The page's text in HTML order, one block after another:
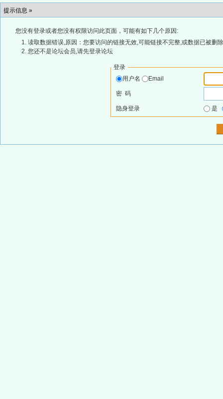
提示信息 »
您没有登录或者您没有权限访问此页面，可能有如下几个原因:
读取数据错误,原因：您要访问的链接无效,可能链接不完整,或数据已被删
您还不是论坛会员,请先登录论坛
登录
用户名
Email
密 码
隐身登录 是